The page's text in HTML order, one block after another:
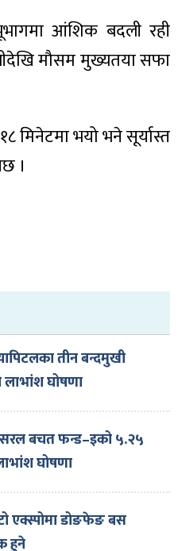
आंशिक बदली रही
मौसम मुख्यतया सफा
मिनेटमा भयो भने सूर्यास्त
।
तीन बन्दमुखी
लाभांश घोषणा
बचत फन्ड–इको ५.२५
घोषणा
एक्स्पोमा डोङफेङ बस
हुने